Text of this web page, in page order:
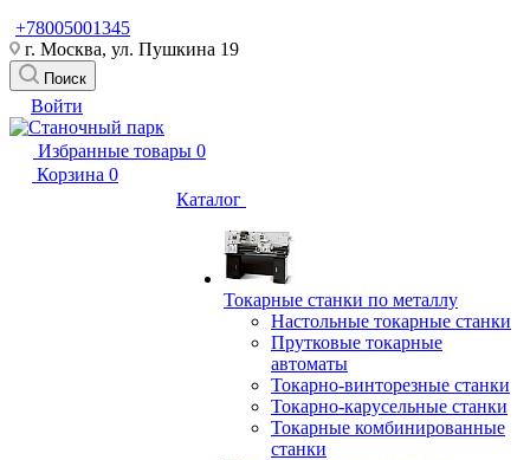
+78005001345
г. Москва, ул. Пушкина 19
Поиск
Войти
Избранные товары 0
Корзина 0
Каталог
Токарные станки по металлу
Настольные токарные станки
Прутковые токарные
автоматы
Токарно-винторезные станки
Токарно-карусельные станки
Токарные комбинированные
станки